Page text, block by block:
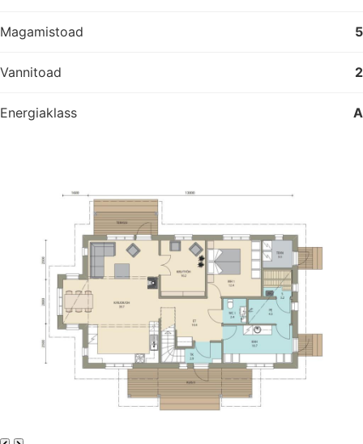
Magamistoad 5
Vannitoad 2
Energiaklass A